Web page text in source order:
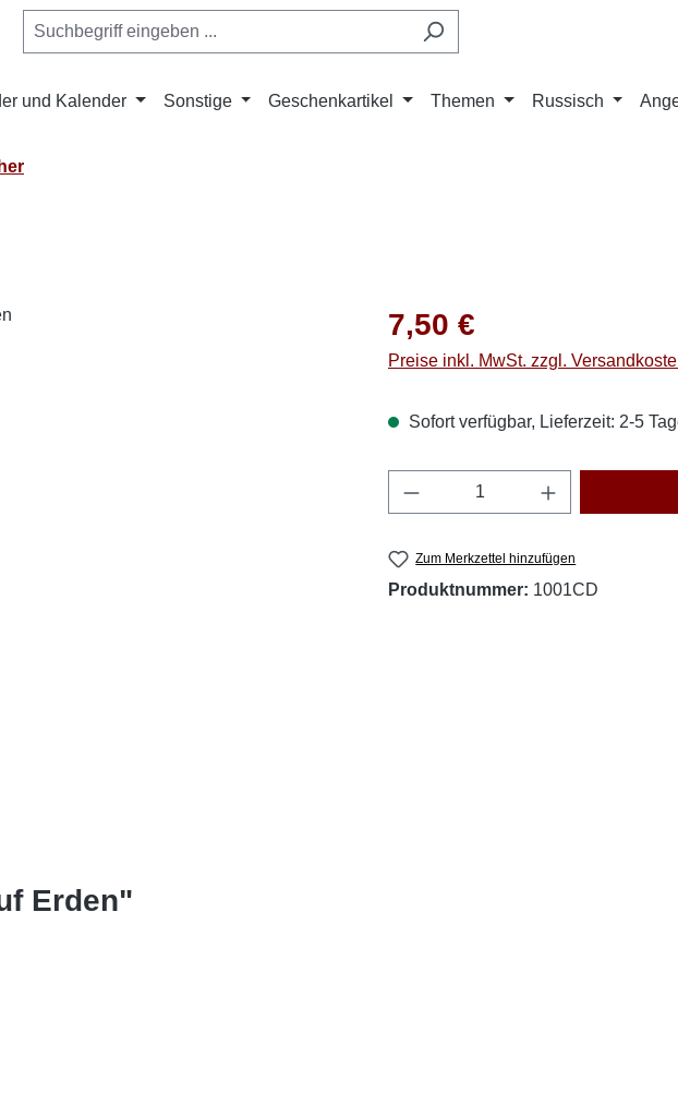
und Kalender Sonstige Geschenkartikel Themen Russisch
Regulärer Preis:
7,50 €
Preise inkl. MwSt. zzgl.
Sofort verfügbar, Lieferzeit: 2-5
Produkt Anzahl: Gib
Zum Merkzettel hinzufügen
Produktnummer: 1001CD
Erden"